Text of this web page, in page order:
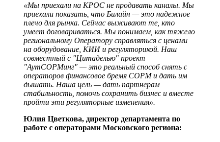
«Мы приехали на КРОС не продавать каналы. Мы
приехали показать, что Билайн — это надежное
плечо для рынка. Сейчас выживают те, кто
умеет договариваться. Мы понимаем, как тяжело
региональному Оператору справляться с ценами
на оборудование, КИИ и регуляторикой. Наш
совместный с "Цитаделью" проект
"АутСОРМинг" — это реальный способ снять с
операторов финансовое бремя СОРМ и дать им
дышать. Наша цель — дать партнерам
стабильность, помочь сохранить бизнес и вместе
пройти эти регуляторные изменения».
Юлия Цветкова, директор департамента по
работе с операторами Московского региона: